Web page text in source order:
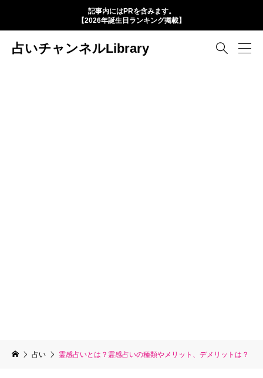
記事内にはPRを含みます。
【2026年誕生日ランキング掲載】
占いチャンネルLibrary 
占い 霊感占いとは？霊感占いの種類やメリット、デメリットは？